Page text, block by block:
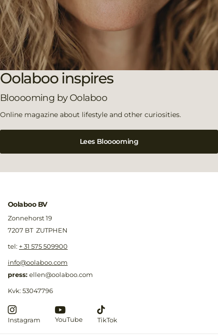
Oolaboo inspires
Blooooming by Oolaboo
Online magazine about lifestyle and other curiosities.
Lees Blooooming
Oolaboo BV
Zonnehorst 19
7207 BT ZUTPHEN
​tel: + 31 575 509900
info@oolaboo.com
press: ellen@oolaboo.com
Kvk: 53047796
Instagram YouTube TikTok